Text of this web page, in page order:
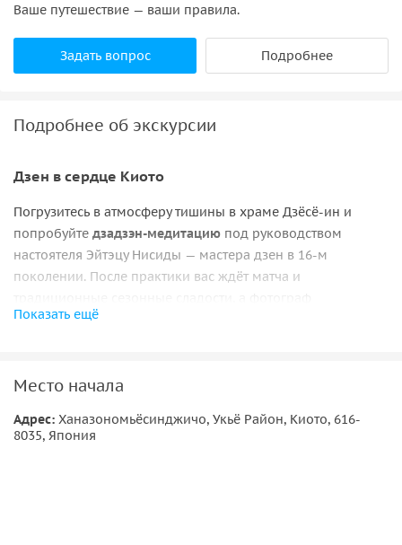
Ваше путешествие — ваши правила.
Задать вопрос Подробнее
Подробнее об экскурсии
Дзен в сердце Киото
Погрузитесь в атмосферу тишины в храме Дзёсё‑ин и
попробуйте дзадзэн‑медитацию под руководством
настоятеля Эйтэцу Нисиды — мастера дзен в 16‑м
поколении. После практики вас ждёт матча и
запечатлеет эти мгновения, чтобы они остались с вами
История и спокойствие
Храм Дзёсё‑ин, основанный в 1599 году, — часть
крупнейшего дзен‑комплекса Мёсин‑дзи и
Показать ещё
Место начала
Адрес: Ханазономьёсинджичо, Укьё Район, Киото, 616-
8035, Япония